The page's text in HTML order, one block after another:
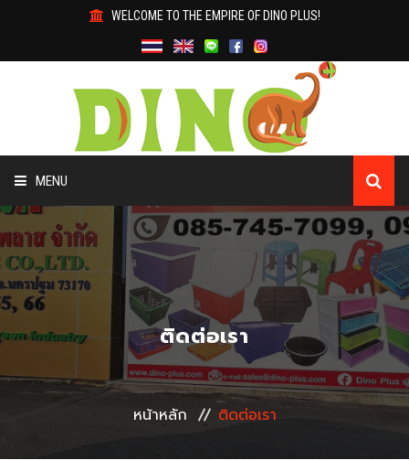
WELCOME TO THE EMPIRE OF DINO PLUS!
MENU
หน้าหลัก
เกี่ยวกับเรา
สินค้า
ทำไมต้องใช้สินค้าไดโน่
ติดต่อเรา
หน้าหลัก ติดต่อเรา